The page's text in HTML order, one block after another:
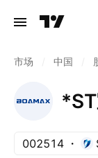
市场 中国
002514